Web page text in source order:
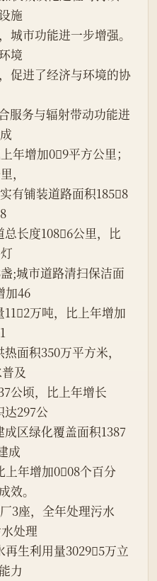
施
城市功能进一步增强。
境
促进了经济与环境的协
年增加09平方公里；
，
有铺装道路面积1858
长度1086公里，比
;城市道路清扫保洁面
加46
万吨，比上年增加
面积350万平方米，
及
公顷，比上年增长
达297公
区绿化覆盖面积1387
成
上年增加008个百分
效。
3座，全年处理污水
处理
生利用量30295万立
力